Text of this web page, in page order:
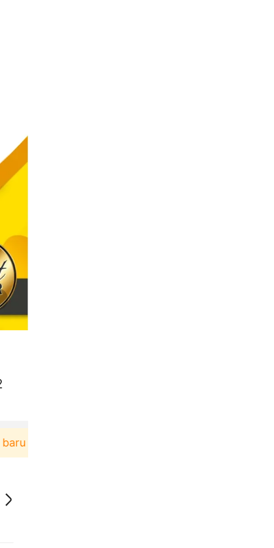
di aplikasi Akulaku bisa dapat voucher